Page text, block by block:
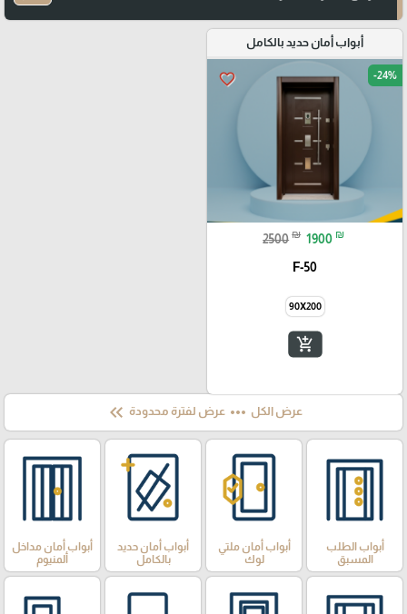
أبواب أمان حديد بالكامل
favorite_border -24%
2500 ₪ 1900 ₪
F-50
90X200
add_shopping_cart
عرض الكل more_horiz عرض لفترة محدودة keyboard_double_arrow_left
أبواب الطلب
المسبق
أبواب أمان ملتي
لوك
أبواب أمان حديد
بالكامل
أبواب أمان مداخل
ألمنيوم